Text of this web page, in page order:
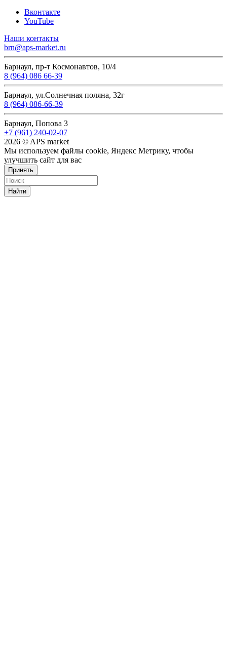
Вконтакте
YouTube
Наши контакты
brn@aps-market.ru
Барнаул, пр-т Космонавтов, 10/4
8 (964) 086 66-39
Барнаул, ул.Солнечная поляна, 32г
8 (964) 086-66-39
Барнаул, Попова 3
+7 (961) 240-02-07
2026 © APS market
Мы используем файлы cookie, Яндекс Метрику, чтобы
улучшить сайт для вас
Принять
Найти